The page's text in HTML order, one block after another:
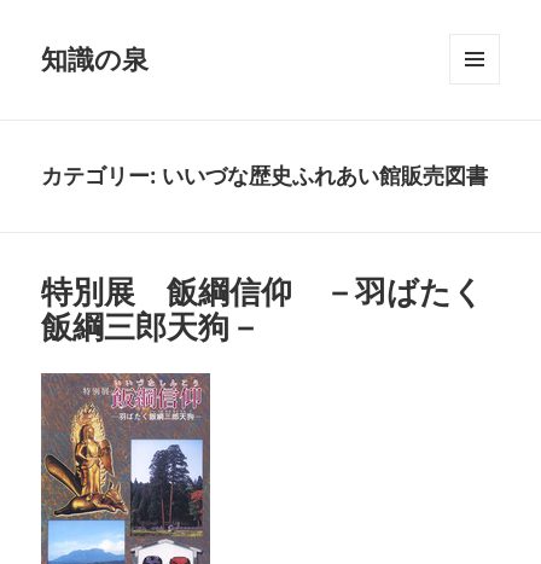
知識の泉
ット
カテゴリー: いいづな歴史ふれあい館販売図書
特別展 飯綱信仰 －羽ばたく
飯綱三郎天狗－